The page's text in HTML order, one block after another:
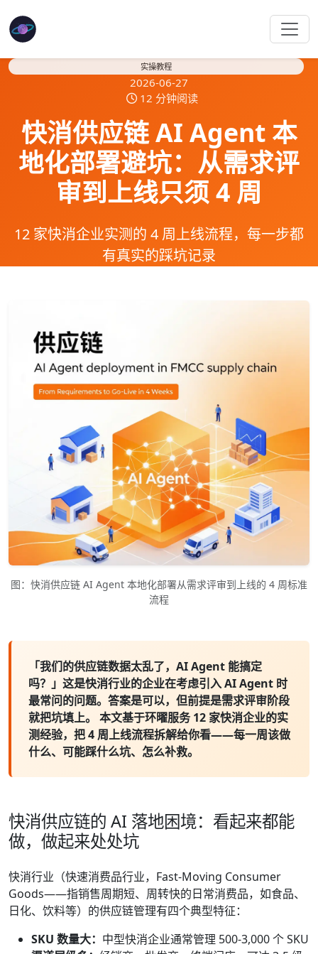
实操教程
2026-06-27
12 分钟阅读
快消供应链 AI Agent 本
地化部署避坑：从需求评
审到上线只须 4 周
12 家快消企业实测的 4 周上线流程，每一步都
有真实的踩坑记录
图：快消供应链 AI Agent 本地化部署从需求评审到上线的 4 周标准
流程
「我们的供应链数据太乱了，AI Agent 能搞定
吗？」这是快消行业的企业在考虑引入 AI Agent 时
最常问的问题。 答案是可以，但前提是需求评审阶段
就把坑填上。 本文基于环曜服务 12 家快消企业的实
测经验，把 4 周上线流程拆解给你看——每一周该做
什么、可能踩什么坑、怎么补救。
快消供应链的 AI 落地困境：看起来都能
做，做起来处处坑
快消行业（快速消费品行业，Fast-Moving Consumer
Goods——指销售周期短、周转快的日常消费品，如食品、
日化、饮料等）的供应链管理有四个典型特征：
SKU 数量大： 中型快消企业通常管理 500-3,000 个 SKU